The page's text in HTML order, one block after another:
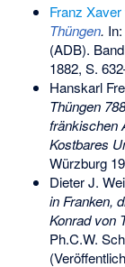
Franz
Thüngen. In:
(ADB).
1882, S.
Hanskarl
Thüngen
fränkischen
Kostbares
Würzburg
Dieter J.
in Franken,
Konrad von
Ph.C.W.